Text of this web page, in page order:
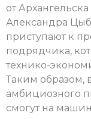
от
Александра
приступают к
подрядчика,
технико-
Таким образом,
амбициозного
смогут на